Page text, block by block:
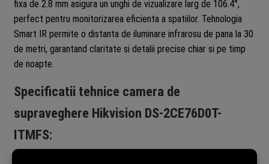
fixa de 2.8 mm asigura un unghi de vizualizare larg de 106.4°,
perfect pentru monitorizarea eficienta a spatiilor. Tehnologia
Smart IR permite o distanta de iluminare infrarosu de pana la 30
de metri, garantand claritate si detalii precise chiar si pe timp
de noapte.
Specificatii tehnice camera de
supraveghere Hikvision DS-2CE76D0T-
ITMFS: